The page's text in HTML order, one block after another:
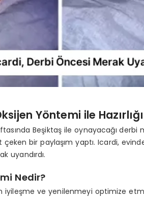
Yöntemi ile Hazırlığı
Beşiktaş ile oynayacağı derbi
bir paylaşım yaptı. Icardi,
uyandırdı.
Nedir?
iyileşme ve yenilenmeyi optimize